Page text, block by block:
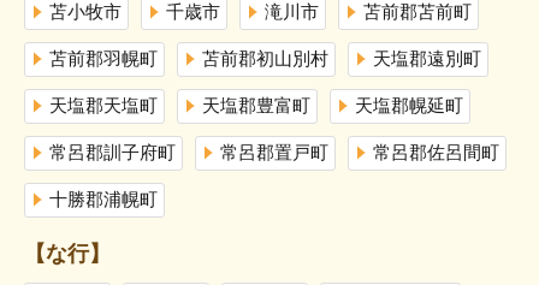
苫小牧市 千歳市 滝川市 苫前郡苫前町
苫前郡羽幌町 苫前郡初山別村 天塩郡遠別町
天塩郡天塩町 天塩郡豊富町 天塩郡幌延町
常呂郡訓子府町 常呂郡置戸町 常呂郡佐呂間町
十勝郡浦幌町
【な行】